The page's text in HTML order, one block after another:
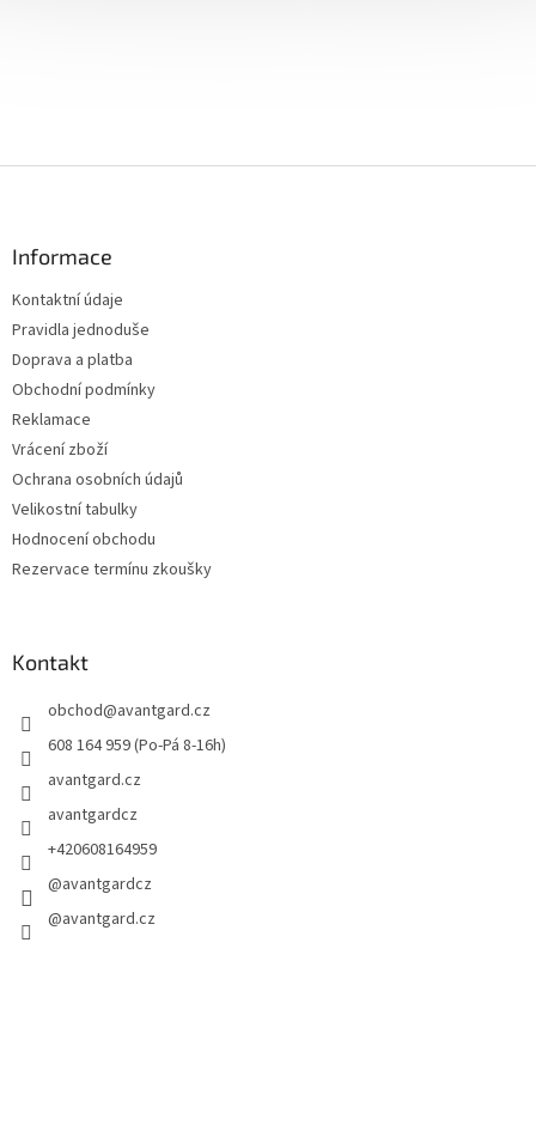
Informace
Kontaktní údaje
Pravidla jednoduše
Doprava a platba
Obchodní podmínky
Reklamace
Vrácení zboží
Ochrana osobních údajů
Velikostní tabulky
Hodnocení obchodu
Rezervace termínu zkoušky
Kontakt
obchod@avantgard.cz
608 164 959 (Po-Pá 8-16h)
avantgard.cz
avantgardcz
+420608164959
@avantgardcz
@avantgard.cz